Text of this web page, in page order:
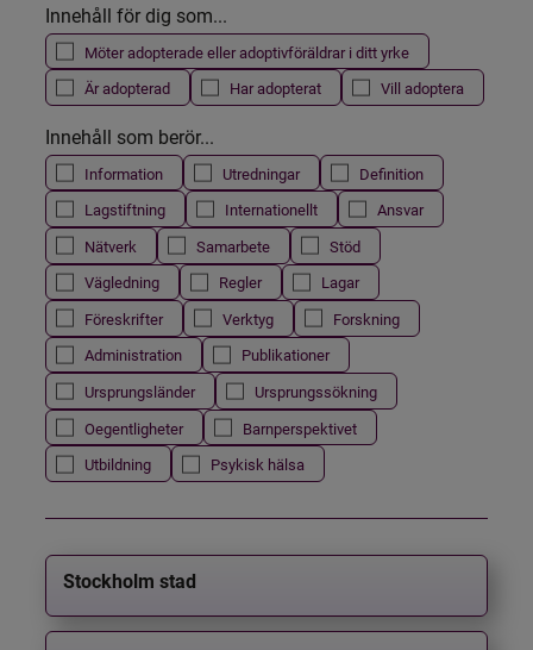
Innehåll för dig som...
Möter adopterade eller adoptivföräldrar i ditt yrke
Är adopterad
Har adopterat Vill adoptera
Innehåll som berör...
Information Utredningar
Definition
Lagstiftning
Internationellt
Ansvar
Nätverk
Samarbete
Stöd
Vägledning
Regler
Lagar
Föreskrifter
Verktyg
Forskning
Administration
Publikationer
Ursprungsländer
Ursprungssökning
Oegentligheter
Barnperspektivet
Utbildning
Psykisk hälsa
Stockholm stad